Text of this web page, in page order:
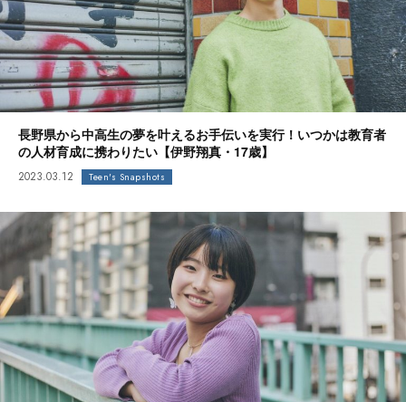
長野県から中高生の夢を叶えるお手伝いを実行！いつかは教育者
の人材育成に携わりたい【伊野翔真・17歳】
2023.03.12 Teen's Snapshots